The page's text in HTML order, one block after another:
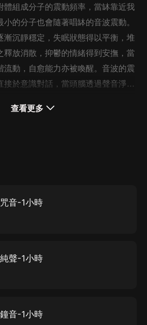
體組成分子的震動頻率，當缽靠近我
的分子也會隨著唱缽的音波震動。
漸沉靜穩定，失眠狀態得以平衡，堆
釋放消散，抑鬱的情緒得到安撫，當
流動，自愈能力亦被喚醒。音波的震
接於意識對話，當頭腦透過聲音淨化
率產生共鳴效果，生理現象的酸、
體驗到來自身體傳達出來的訊息。
、尼泊爾、西藏，甚至於西方世
當做理療(healing)、聲音按摩(sound
介或一種工具，是深受肯定的一種療
查看更多
音-1小時
聲-1小時
音-1小時